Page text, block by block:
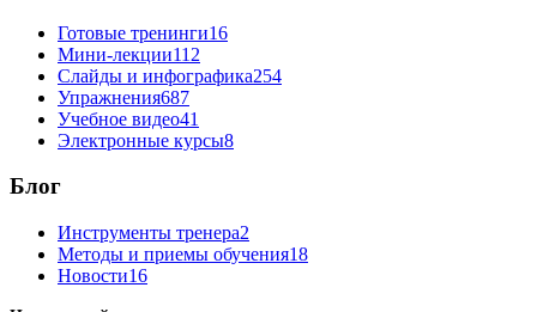
Готовые тренинги16
Мини-лекции112
Слайды и инфографика254
Упражнения687
Учебное видео41
Электронные курсы8
Блог
Инструменты тренера2
Методы и приемы обучения18
Новости16